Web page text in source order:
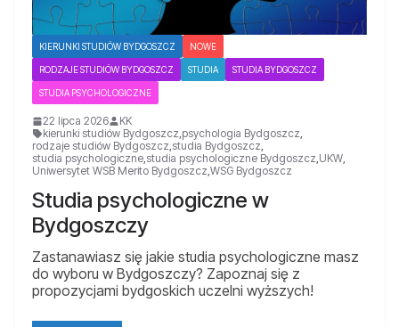
KIERUNKI STUDIÓW BYDGOSZCZ NOWE
RODZAJE STUDIÓW BYDGOSZCZ STUDIA STUDIA BYDGOSZCZ
STUDIA PSYCHOLOGICZNE
22 lipca 2026
KK
kierunki studiów Bydgoszcz,psychologia Bydgoszcz,
rodzaje studiów Bydgoszcz,studia Bydgoszcz,
studia psychologiczne,studia psychologiczne Bydgoszcz,UKW,
Uniwersytet WSB Merito Bydgoszcz,WSG Bydgoszcz
Studia psychologiczne w
Bydgoszczy
Zastanawiasz się jakie studia psychologiczne masz
do wyboru w Bydgoszczy? Zapoznaj się z
propozycjami bydgoskich uczelni wyższych!